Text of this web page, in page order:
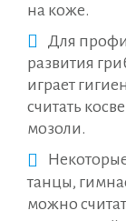
на коже.
Для
развития
играет
считать
мозоли.
танцы,
можно